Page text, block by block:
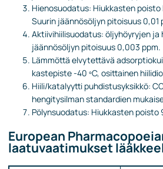
Hienosuodatus: Hiukkasten poisto
Suurin jäännösöljyn pitoisuus 0,01
Aktiivihiilisuodatus: öljyhöyryjen ja
jäännösöljyn pitoisuus 0,003 ppm.
Lämmöttä elvytettävä
kastepiste -40 ºC, osittainen
Hiili/katalyytti puhdistusyksikkö:
hengitysilman standardien
Pölynsuodatus: Hiukkasten
European
laatuvaatimukset